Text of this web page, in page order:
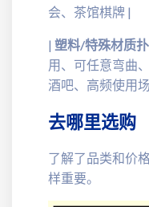
会、茶馆棋牌 |
| 塑料/特殊材质
用、可任意弯曲
酒吧、高频使用
去哪里选购
了解了品类和价
样重要。